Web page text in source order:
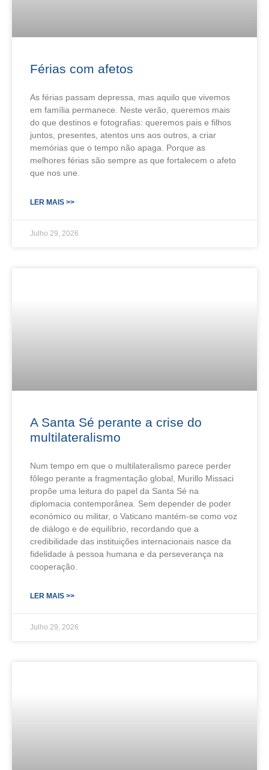
Férias com afetos
As férias passam depressa, mas aquilo que vivemos
em família permanece. Neste verão, queremos mais
do que destinos e fotografias: queremos pais e filhos
juntos, presentes, atentos uns aos outros, a criar
memórias que o tempo não apaga. Porque as
melhores férias são sempre as que fortalecem o afeto
que nos une.
LER MAIS >>
Julho 29, 2026
A Santa Sé perante a crise do
multilateralismo
Num tempo em que o multilateralismo parece perder
fôlego perante a fragmentação global, Murillo Missaci
propõe uma leitura do papel da Santa Sé na
diplomacia contemporânea. Sem depender de poder
económico ou militar, o Vaticano mantém-se como voz
de diálogo e de equilíbrio, recordando que a
credibilidade das instituições internacionais nasce da
fidelidade à pessoa humana e da perseverança na
cooperação.
LER MAIS >>
Julho 29, 2026